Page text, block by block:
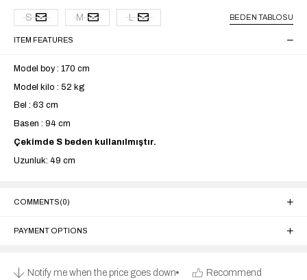
S M L BEDEN TABLOSU
ITEM FEATURES
Model boy : 170 cm
Model kilo : 52 kg
Bel : 63 cm
Basen : 94 cm
Çekimde S beden kullanılmıştır.
Uzunluk: 49 cm
COMMENTS(0)
PAYMENT OPTIONS
Notify me when the price goes down Recommend